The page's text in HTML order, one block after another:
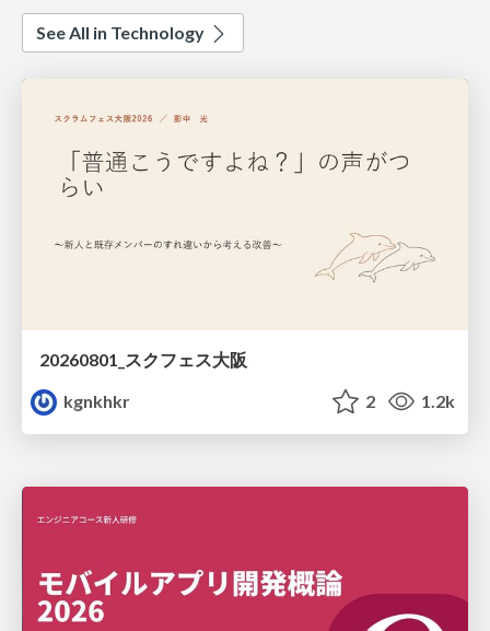
See All in Technology
20260801_スクフェス大阪
kgnkhkr
2 1.2k